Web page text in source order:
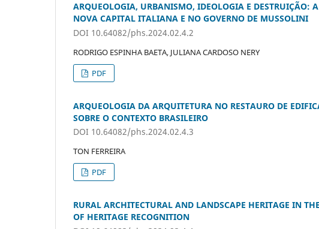
ARQUEOLOGIA, URBANISMO, IDEOLOGIA E DESTRUIÇÃO:
NOVA CAPITAL ITALIANA E NO GOVERNO DE MUSSOLINI
DOI 10.64082/phs.2024.02.4.2
RODRIGO ESPINHA BAETA, JULIANA CARDOSO NERY
PDF
ARQUEOLOGIA DA ARQUITETURA NO RESTAURO DE
SOBRE O CONTEXTO BRASILEIRO
DOI 10.64082/phs.2024.02.4.3
TON FERREIRA
PDF
RURAL ARCHITECTURAL AND LANDSCAPE HERITAGE IN
OF HERITAGE RECOGNITION